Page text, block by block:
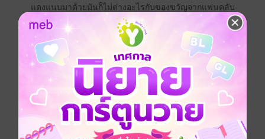
แดงแนบมาด้วยมันก็ไม่ต่างอะไรกับของขวัญจากแฟนคลับ
ทั่วไป
"ผมก็ยังแปลความหมายไม่ได้ แต่ที่แน่ๆ เขาไม่ชอบใจที่
คุณไปมหาวิทยาลัยกับผมแน่นอน"
"‘คุณไม่เกี่ยวหรอกค่ะ"
คนตัวเล็กอาจจะมีเจตนาดีไม่อยากให้เขารู้สึกผิด แต่คนที่
คิดว่าตัวเอง ‘เกี่ยว’ เป็นอย่างยิ่งถึงกับคิ้วกระตุก
"ผมคิดว่า เขาคิดว่าผมชอบคุณ"